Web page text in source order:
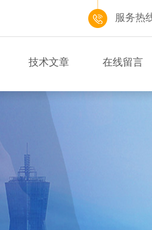
服务热
技术文章 在线留言